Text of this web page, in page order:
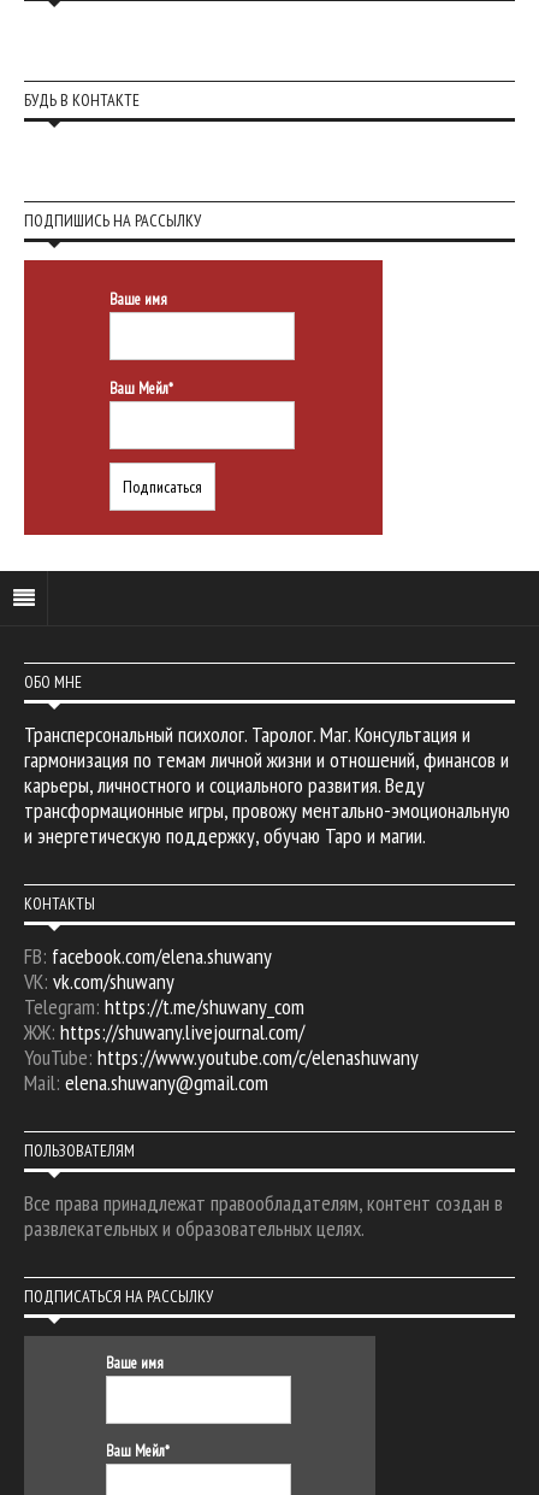
БУДЬ В КОНТАКТЕ
ПОДПИШИСЬ НА РАССЫЛКУ
Ваше имя
Ваш Мейл*
ОБО МНЕ
Трансперсональный психолог. Таролог. Маг. Консультация и
гармонизация по темам личной жизни и отношений, финансов и
карьеры, личностного и социального развития. Веду
трансформационные игры, провожу ментально-эмоциональную
и энергетическую поддержку, обучаю Таро и магии.
КОНТАКТЫ
FB: facebook.com/elena.shuwany
VK: vk.com/shuwany
Telegram: https://t.me/shuwany_com
ЖЖ: https://shuwany.livejournal.com/
YouTube: https://www.youtube.com/c/elenashuwany
Mail: elena.shuwany@gmail.com
ПОЛЬЗОВАТЕЛЯМ
Все права принадлежат правообладателям, контент создан в
развлекательных и образовательных целях.
ПОДПИСАТЬСЯ НА РАССЫЛКУ
Ваше имя
Ваш Мейл*